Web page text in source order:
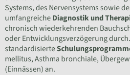
Systems, des Nervensystems sowie
umfangreicheDiagnostik und
chronisch wiederkehrenden
oder Entwicklungsverzögerung
standardisierte
mellitus, Asthma bronchiale,
(Einnässen) an.